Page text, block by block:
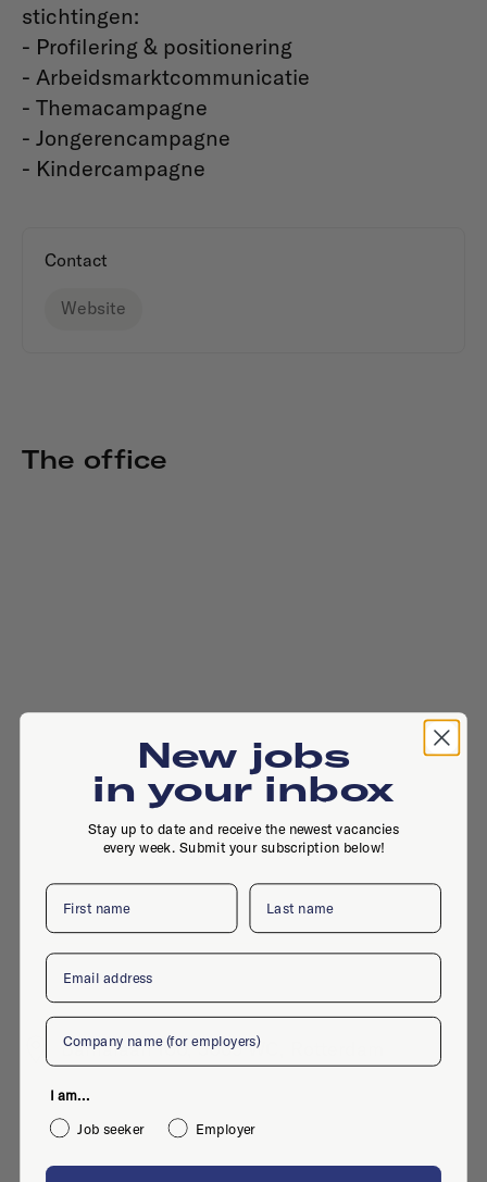
stichtingen:
- Profilering & positionering
- Arbeidsmarktcommunicatie
- Themacampagne
- Jongerencampagne
- Kindercampagne
Contact
Website
The office
Bahialaan 100, 3065 WC, Rotterdam
New jobs
in your inbox
Stay up to date and receive the newest vacancies
every week. Submit your subscription below!
First name Last name
Email
Company
I am...
Job seeker
Employer